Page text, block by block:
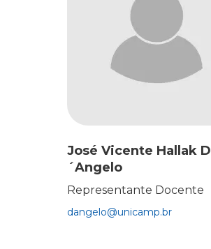
José Vicente Hallak D
´Angelo
Representante Docente
dangelo@unicamp.br